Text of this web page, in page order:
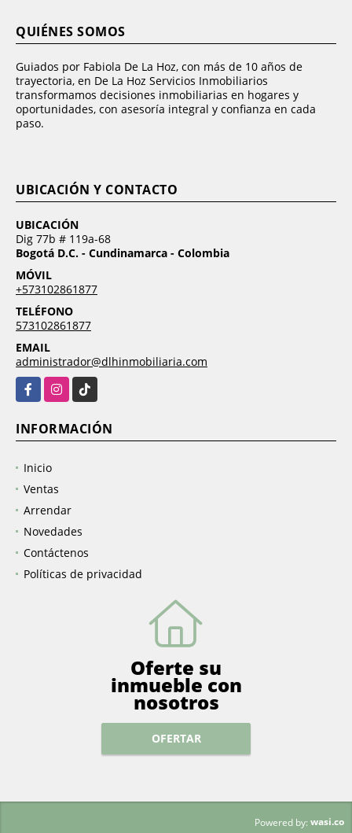
QUIÉNES SOMOS
Guiados por Fabiola De La Hoz, con más de 10 años de
trayectoria, en De La Hoz Servicios Inmobiliarios
transformamos decisiones inmobiliarias en hogares y
oportunidades, con asesoría integral y confianza en cada
paso.
UBICACIÓN Y CONTACTO
UBICACIÓN
Dig 77b # 119a-68
Bogotá D.C. - Cundinamarca - Colombia
MÓVIL
+573102861877
TELÉFONO
573102861877
EMAIL
administrador@dlhinmobiliaria.com
FacebookInstagramTikTok
INFORMACIÓN
Inicio
Ventas
Arrendar
Novedades
Contáctenos
Políticas de privacidad
Oferte su
inmueble con
nosotros
OFERTAR
Powered by: wasi.co